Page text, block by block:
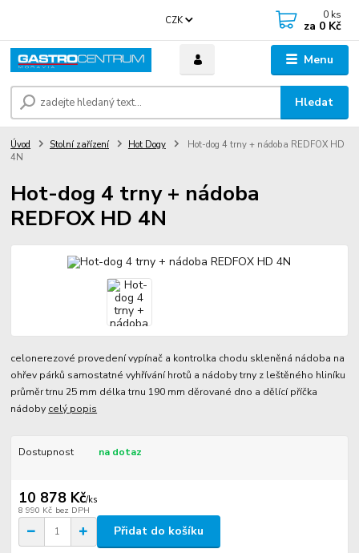
Menu
CZK
Hledat
0 ks
za 0 Kč
Úvod Stolní zařízení Hot Dogy
Hot-dog 4 trny + nádoba REDFOX HD
4N
Hot-dog 4 trny + nádoba
REDFOX HD 4N
celonerezové provedení vypínač a kontrolka chodu skleněná nádoba na
ohřev párků samostatné vyhřívání hrotů a nádoby trny z leštěného hliníku
průměr trnu 25 mm délka trnu 190 mm děrované dno a dělící příčka
nádoby celý popis
Dostupnost na dotaz
10 878 Kč/ks
8 990 Kč bez DPH
Přidat do košíku